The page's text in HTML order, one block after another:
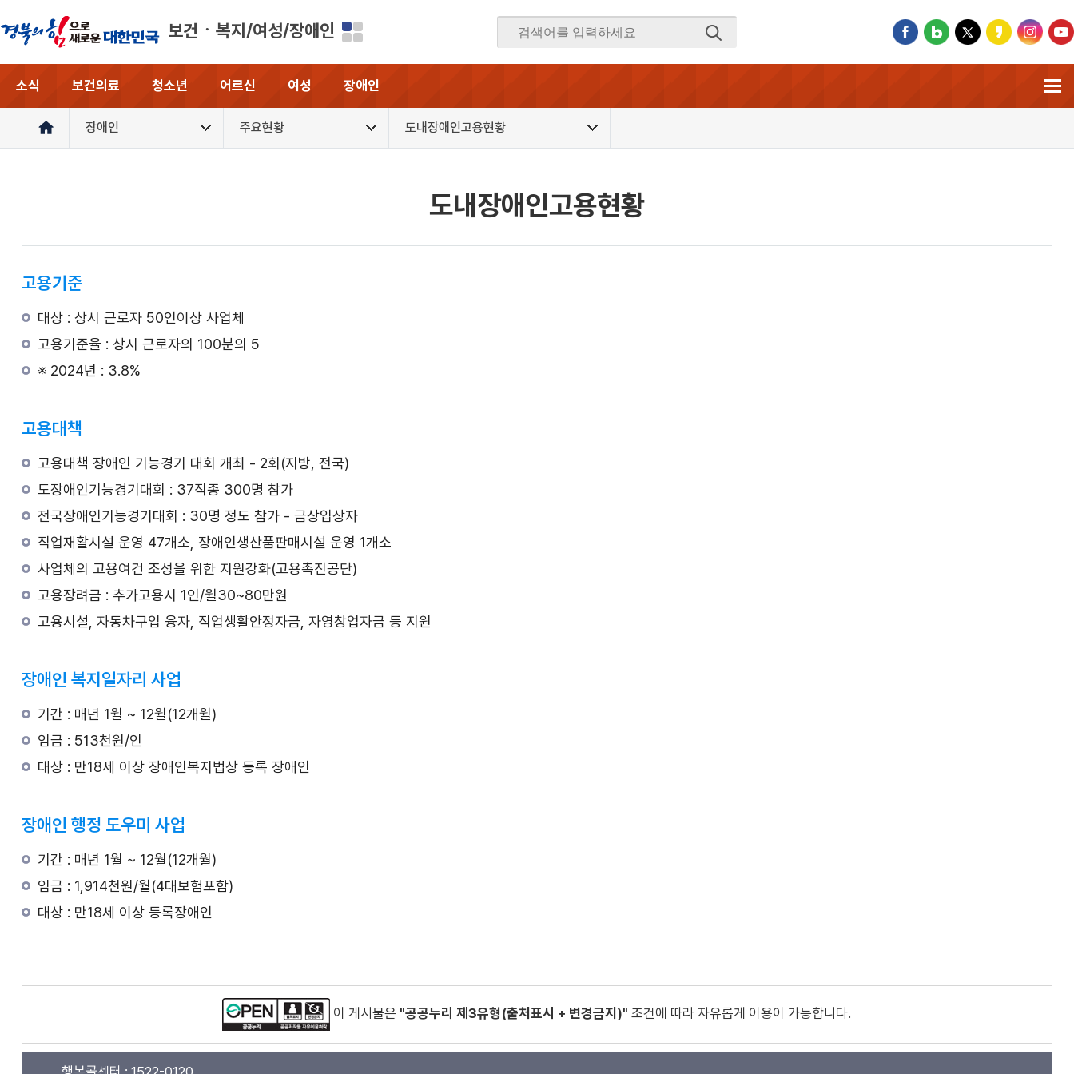
보건ㆍ복지/여성/장애인
소식 보건의료 청소년 어르신 여성 장애인
장애인 주요현황 도내장애인고용현황
도내장애인고용현황
고용기준
대상 : 상시 근로자 50인이상 사업체
고용기준율 : 상시 근로자의 100분의 5
※ 2024년 : 3.8%
고용대책
고용대책 장애인 기능경기 대회 개최 - 2회(지방, 전국)
도장애인기능경기대회 : 37직종 300명 참가
전국장애인기능경기대회 : 30명 정도 참가 - 금상입상자
직업재활시설 운영 47개소, 장애인생산품판매시설 운영 1개소
사업체의 고용여건 조성을 위한 지원강화(고용촉진공단)
고용장려금 : 추가고용시 1인/월30~80만원
고용시설, 자동차구입 융자, 직업생활안정자금, 자영창업자금 등 지원
장애인 복지일자리 사업
기간 : 매년 1월 ~ 12월(12개월)
임금 : 513천원/인
대상 : 만18세 이상 장애인복지법상 등록 장애인
장애인 행정 도우미 사업
기간 : 매년 1월 ~ 12월(12개월)
임금 : 1,914천원/월(4대보험포함)
대상 : 만18세 이상 등록장애인
이 게시물은 "공공누리 제3유형(출처표시 + 변경금지)" 조건에 따라 자유롭게 이용이 가능합니다.